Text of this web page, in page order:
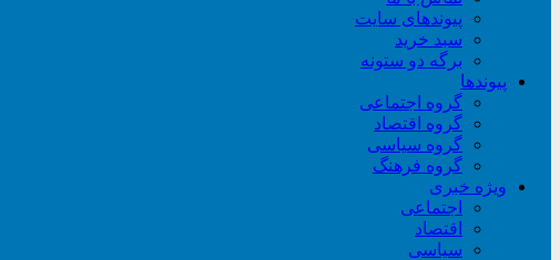
پیوندهای سایت
سبد خريد
برگه دو ستونه
پیوندها
گروه اجتماعی
گروه اقتصاد
گروه سیاسی
گروه فرهنگ
ویژه خبری
اجتماعی
اقتصاد
سیاسی